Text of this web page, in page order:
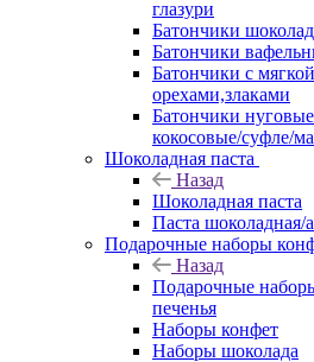
глазури
Батончики
Батончики
Батончики с
орехами,злаками
Батончики
кокосовые/суфле/
Шоколадная паста
Назад
Шоколадная паста
Паста шоколадная/
Подарочные наборы
Назад
Подарочные
печенья
Наборы конфет
Наборы шоколада